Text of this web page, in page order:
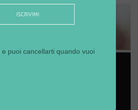
e puoi cancellarti quando vuoi